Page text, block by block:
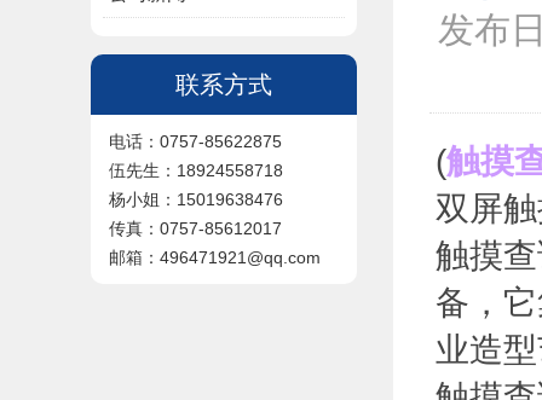
联系方式
电话：0757-85622875
伍先生：18924558718
杨小姐：15019638476
传真：0757-85612017
邮箱：496471921@qq.com
发布
(触摸
双屏
触摸
备，
业造